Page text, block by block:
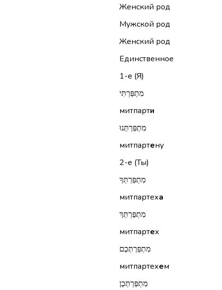
Женский род
Мужской род
Женский род
Единственное
1-е (Я)
מִתְפַּרְתִּי
митпарти
מִתְפַּרְתֵּנוּ
митпартену
2-е (Ты)
מִתְפַּרְתְּךָ
митпартеха
מִתְפַּרְתֵּךְ
митпартех
מִתְפַּרְתְּכֶם
митпартехем
מִתְפַּרְתְּכֶן